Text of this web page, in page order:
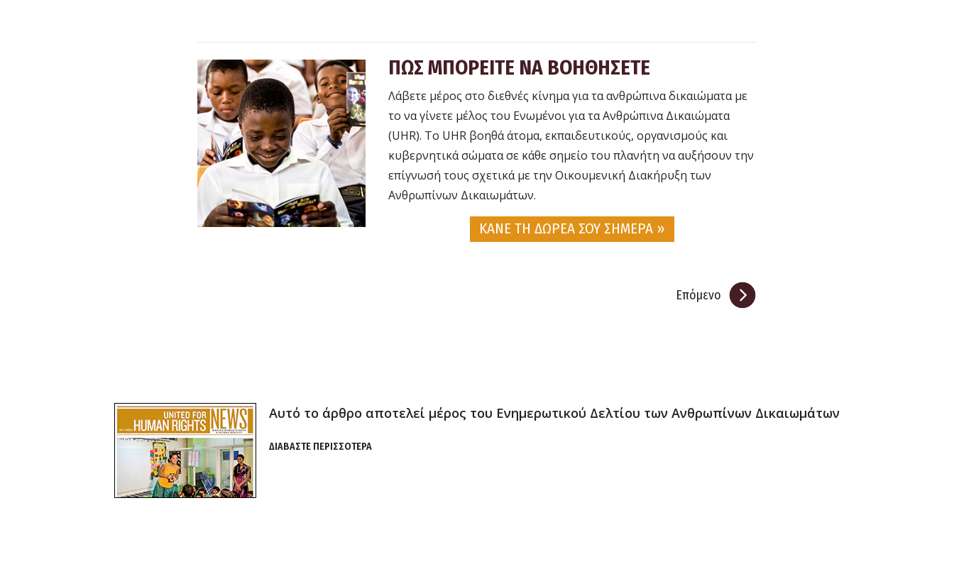
ΠΩΣ ΜΠΟΡΕΙΤΕ ΝΑ ΒΟΗΘΗΣΕΤΕ
Λάβετε μέρος στο διεθνές κίνημα για τα ανθρώπινα δικαιώματα με
το να γίνετε μέλος του Ενωμένοι για τα Ανθρώπινα Δικαιώματα
(UHR). Το UHR βοηθά άτομα, εκπαιδευτικούς, οργανισμούς και
κυβερνητικά σώματα σε κάθε σημείο του πλανήτη να αυξήσουν την
επίγνωσή τους σχετικά με την Οικουμενική Διακήρυξη των
Ανθρωπίνων Δικαιωμάτων.
ΚΑΝΕ ΤΗ ΔΩΡΕΑ ΣΟΥ ΣΗΜΕΡΑ »
Επόμενο
Αυτό το άρθρο αποτελεί μέρος του Ενημερωτικού Δελτίου των Ανθρωπίνων Δικαιωμάτων
ΔΙΑΒΑΣΤΕ ΠΕΡΙΣΣΟΤΕΡΑ